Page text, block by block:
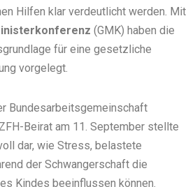
Hilfen klar verdeutlicht werden. Mit
(GMK) haben die
für eine gesetzliche
vorgelegt.
Bundesarbeitsgemeinschaft
Beirat am 11. September stellte
dar, wie Stress, belastete
der Schwangerschaft die
Kindes beeinflussen können.